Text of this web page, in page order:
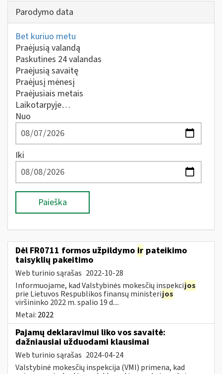
Parodymo data
Bet kuriuo metu
Praėjusią valandą
Paskutines 24 valandas
Praėjusią savaitę
Praėjusį mėnesį
Praėjusiais metais
Laikotarpyje…
Nuo
Iki
Paieška
Dėl FR0711 formos užpildymo ir pateikimo
taisyklių pakeitimo
Web turinio sąrašas 2022-10-28
Informuojame, kad Valstybinės mokesčių inspekcijos
prie Lietuvos Respublikos finansų ministerijos
viršininko 2022 m. spalio 19 d....
Metai: 2022
Pajamų deklaravimui liko vos savaitė:
dažniausiai užduodami klausimai
Web turinio sąrašas 2024-04-24
Valstybinė mokesčių inspekcija (VMI) primena, kad